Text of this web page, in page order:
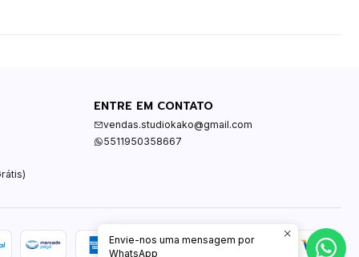
ENTRE EM CONTATO
vendas.studiokako@gmail.com
5511950358667
Envie-nos uma mensagem por
WhatsApp